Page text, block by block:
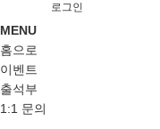
로그인
MENU
홈으로
이벤트
출석부
1:1 문의